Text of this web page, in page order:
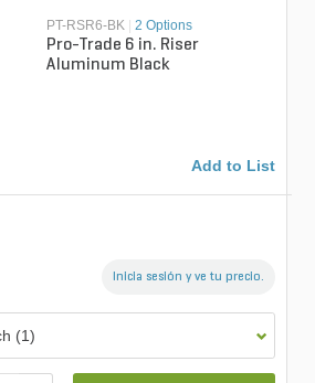
PT-RSR6-BK 2 Options
Pro-Trade 6 in. Riser
Aluminum Black
Add to List
Inicia sesión y ve tu precio.
(1)